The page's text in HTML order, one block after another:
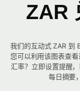
ZAR
我们的互动式 ZAR 到
您可以利用该图表查
汇率？立即设置提醒
每日摘要